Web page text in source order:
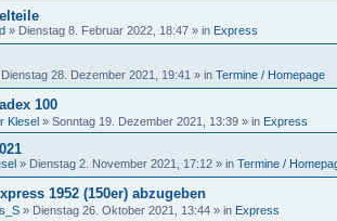
» Dienstag 8. Februar 2022, 18:47 » in Express
Dienstag 28. Dezember 2021, 19:41 » in Termine / Homepage
100
Klesel » Sonntag 19. Dezember 2021, 13:39 » in Express
» Dienstag 2. November 2021, 17:12 » in Termine /
1952 (150er) abzugeben
» Dienstag 26. Oktober 2021, 13:44 » in Express